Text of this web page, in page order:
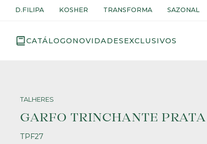
D.FILIPA KOSHER TRANSFORMA SAZONAL
CATÁLOGONOVIDADESEXCLUSIVOS
TALHERES
GARFO TRINCHANTE
TPF27